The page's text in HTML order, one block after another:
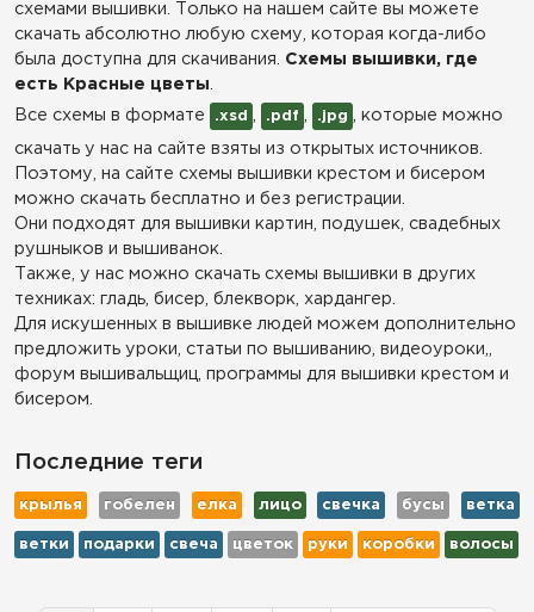
схемами вышивки. Только на нашем сайте вы можете
скачать абсолютно любую схему, которая когда-либо
была доступна для скачивания. Схемы вышивки, где
есть Красные цветы
Все схемы в формате
.xsd .pdf .jpg , которые можно
скачать у нас на сайте взяты из открытых источников.
Поэтому, на сайте схемы вышивки крестом и бисером
можно скачать бесплатно и без регистрации.
Они подходят для вышивки картин, подушек, свадебных
рушныков и вышиванок.
Также, у нас можно скачать схемы вышивки в других
техниках: гладь, бисер, блекворк, хардангер.
Для искушенных в вышивке людей можем дополнительно
предложить уроки, статьи по вышиванию, видеоуроки,,
форум вышивальщиц, программы для вышивки крестом и
бисером.
Последние теги
крылья гобелен елка лицо свечка бусы ветка
ветки подарки свеча цветок руки коробки волосы